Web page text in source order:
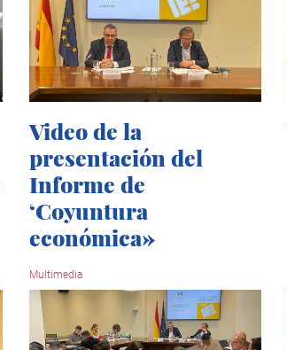
Video de la
presentación del
Informe de
‘Coyuntura
económica»
Multimedia